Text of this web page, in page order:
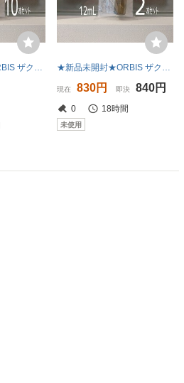
★新品未開封★ORBIS ザクレンジングオイル 12ml×10本セット★メイク落とし★オルビス★ザ クレンジングオイル★ ★新品未開封★ORBIS ザクレンジングオイル 12ml×2本セット★メイク落とし★オルビス★ザ クレンジングオイル★
現在 830円 即決 840円
0 18時間
未使用